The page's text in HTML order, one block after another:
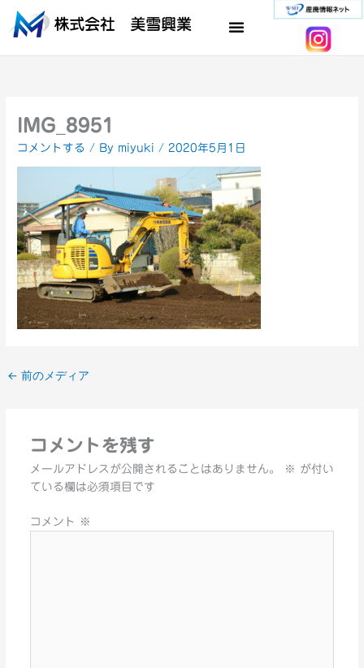
IMG_8951
コメントする / By miyuki /2020年5月1日
← 前のメディア
コメントを残す
メールアドレスが公開されることはありません。 ※ が付い
ている欄は必須項目です
コメント ※